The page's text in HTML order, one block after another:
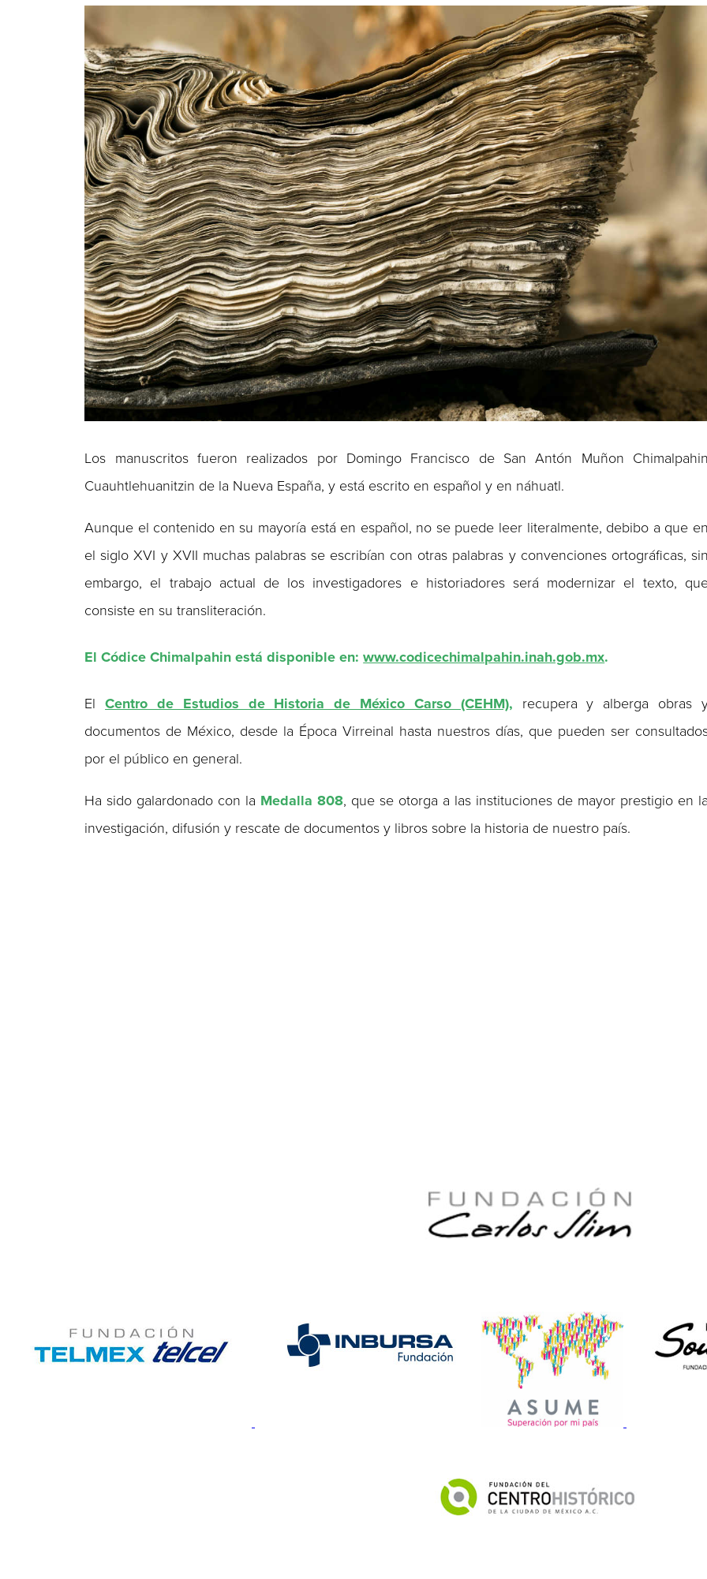
Los manuscritos fueron realizados por Domingo Francisco de San Antón Muñon
Cuauhtlehuanitzin de la Nueva España, y está escrito en español y en náhuatl.
Aunque el contenido en su mayoría está en español, no se puede leer literalmente, debibo a que
el siglo XVI y XVII muchas palabras se escribían con otras palabras y convenciones ortográficas,
embargo, el trabajo actual de los investigadores e historiadores será modernizar el texto,
consiste en su transliteración.
El Códice Chimalpahin está disponible en:www.codicechimalpahin.inah.gob.mx.
El Centro de Estudios de Historia de México Carso (CEHM), recupera y alberga obras
documentos de México, desde la Época Virreinal hasta nuestros días, que pueden ser
por el público en general.
Ha sido galardonado con la Medalla 808, que se otorga a las instituciones de mayor prestigio en
investigación, difusión y rescate de documentos y libros sobre la historia de nuestro país.